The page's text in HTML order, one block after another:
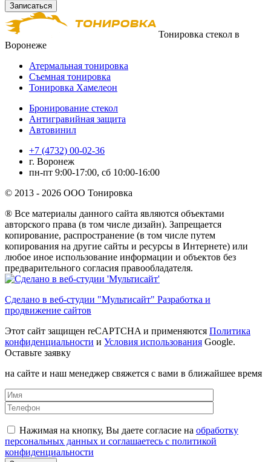
Тонировка стекол в
Воронеже
Атермальная тонировка
Съемная тонировка
Тонировка Хамелеон
Бронирование стекол
Антигравийная защита
Автовинил
+7 (4732) 00-02-36
г. Воронеж
пн-пт 9:00-17:00, сб 10:00-16:00
© 2013 - 2026 ООО Тонировка
® Все материалы данного сайта являются объектами
авторского права (в том числе дизайн). Запрещается
копирование, распространение (в том числе путем
копирования на другие сайты и ресурсы в Интернете) или
любое иное использование информации и объектов без
предварительного согласия правообладателя.
Сделано в веб-студии "Мультисайт" Разработка и
продвижение сайтов
Этот сайт защищен reCAPTCHA и применяются Политика
конфиденциальности и Условия использования Google.
Оставьте заявку
на сайте и наш менеджер свяжется с вами в ближайшее время
Нажимая на кнопку, Вы даете согласие на обработку
персональных данных и соглашаетесь с политикой
конфиденциальности